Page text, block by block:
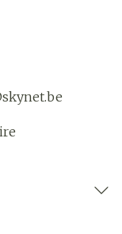
skynet.be